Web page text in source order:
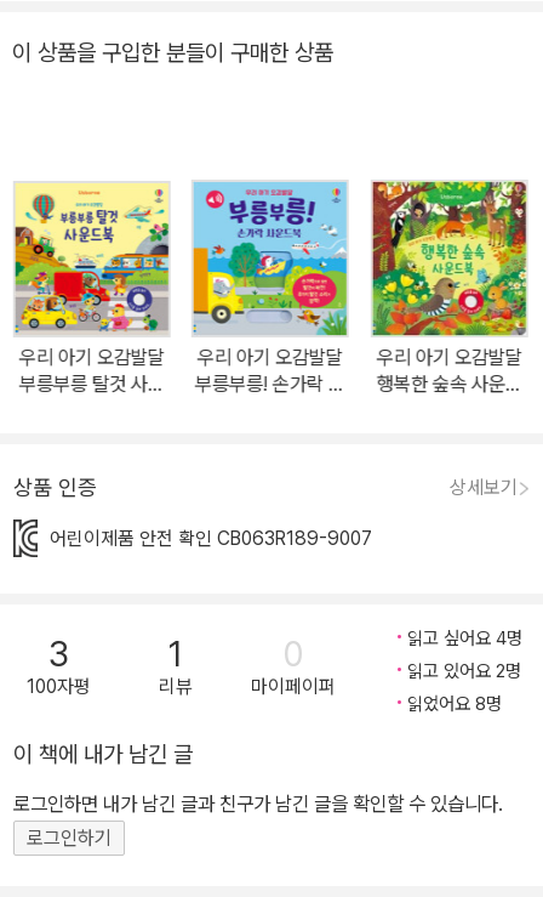
런데 갑자기 기차가 속도를 줄이더니 끼이이익! 멈췄어요. 고장 난 기
로 돌아왔답니다. ◆ 흥미로운 이야기와 생생한 사운드로 아기의 ‘청
각’과 ‘언어’ 감각을 길러요! 포피와 샘의 흥미진진한 기차 여행 이야
기를 따라가면 덩달아 신이 나 이야기에 몰입하게 될 거예요. 기차가
내는 다양한 소리부터 소와 말, 강아지 등 여러 동물들의 울음소리까
지, 생생하고 입체적인 사운드를 들어볼 수 있어요. 아기의 청각 발달
에 도움을 주고, 호기심과 집중력을 높여 주지요. 또한 이야기와 의성
이 상품을 구입한 분들이 구매한 상품
우리 아기 오감발달
부릉부릉 탈것 사운
우리 아기 오감발달
부릉부릉! 손가락 사
우리 아기 오감발달
행복한 숲속 사운드
상품 인증 상세보기
어린이제품 안전 확인 CB063R189-9007
3
100자평
1
리뷰
0
마이페이퍼
읽고 싶어요 4명
읽고 있어요 2명
읽었어요 8명
이 책에 내가 남긴 글
로그인하면 내가 남긴 글과 친구가 남긴 글을 확인할 수 있습니다.
로그인하기